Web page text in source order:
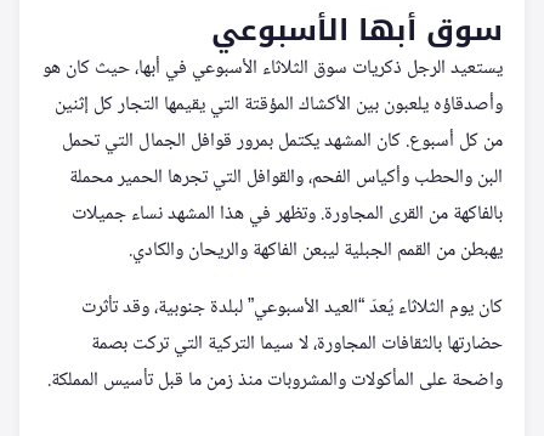
سوق أبها الأسبوعي
يستعيد الرجل ذكريات سوق الثلاثاء الأسبوعي في أبها، حيث كان هو
وأصدقاؤه يلعبون بين الأكشاك المؤقتة التي يقيمها التجار كل إثنين
من كل أسبوع. كان المشهد يكتمل بمرور قوافل الجمال التي تحمل
البن والحطب وأكياس الفحم، والقوافل التي تجرها الحمير محملة
بالفاكهة من القرى المجاورة. وتظهر في هذا المشهد نساء جميلات
يهبطن من القمم الجبلية ليبعن الفاكهة والريحان والكادي.
كان يوم الثلاثاء يُعدّ “العيد الأسبوعي” لبلدة جنوبية، وقد تأثرت
حضارتها بالثقافات المجاورة، لا سيما التركية التي تركت بصمة
واضحة على المأكولات والمشروبات منذ زمن ما قبل تأسيس المملكة.